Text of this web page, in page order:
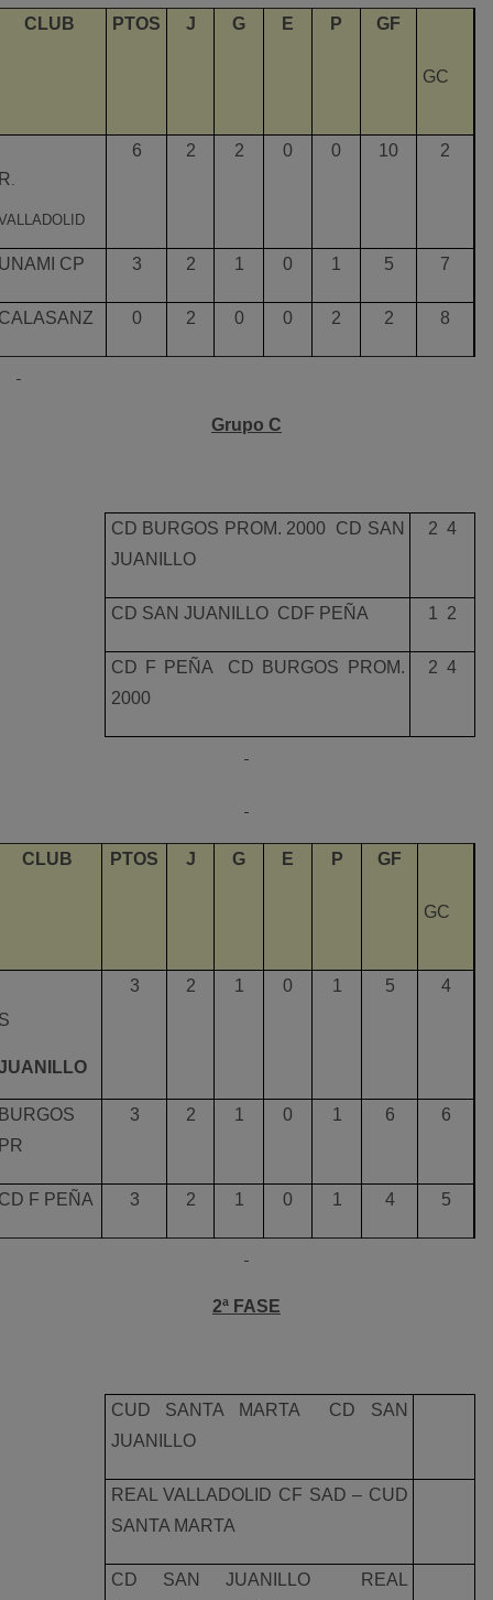
CLUB PTOS J G E P GF
GC
.
6 2 2 0 0 10 2
CP 3 2 1 0 1 5 7
0 2 0 0 2 2 8
Grupo C
CD BURGOS PROM. 2000  CD SAN
JUANILLO
2  4
CD SAN JUANILLO  CDF PEÑA 1  2
CD F PEÑA  CD BURGOS PROM.
2000
2  4
CLUB PTOS J G E P GF
GC
3 2 1 0 1 5 4
3 2 1 0 1 6 6
F PEÑA 3 2 1 0 1 4 5
2ª FASE
CUD SANTA MARTA  CD SAN
JUANILLO
REAL VALLADOLID CF SAD – CUD
SANTA MARTA
CD SAN JUANILLO  REAL